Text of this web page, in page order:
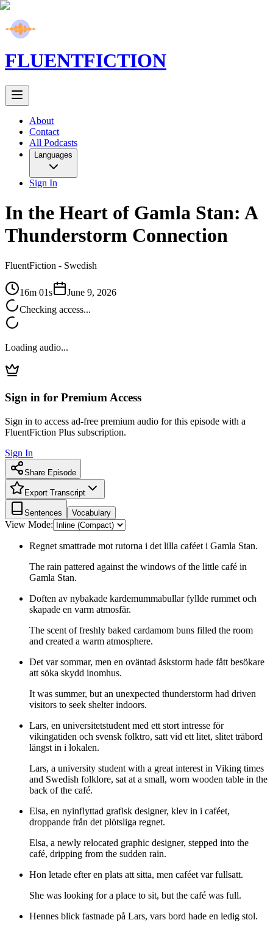
FLUENTFICTION
About
Contact
All Podcasts
Languages
Sign In
In the Heart of Gamla Stan: A
Thunderstorm Connection
FluentFiction - Swedish
16m 01s
June 9, 2026
Checking access...
Loading audio...
Sign in for Premium Access
Sign in to access ad-free premium audio for this episode with a
FluentFiction Plus subscription.
Sign In
Share Episode
Export Transcript
Sentences Vocabulary
View Mode:
Regnet smattrade mot rutorna i det lilla caféet i Gamla Stan.
The rain pattered against the windows of the little café in
Gamla Stan.
Doften av nybakade kardemummabullar fyllde rummet och
skapade en varm atmosfär.
The scent of freshly baked cardamom buns filled the room
and created a warm atmosphere.
Det var sommar, men en oväntad åskstorm hade fått besökare
att söka skydd inomhus.
It was summer, but an unexpected thunderstorm had driven
visitors to seek shelter indoors.
Lars, en universitetstudent med ett stort intresse för
vikingatiden och svensk folktro, satt vid ett litet, slitet träbord
längst in i lokalen.
Lars, a university student with a great interest in Viking times
and Swedish folklore, sat at a small, worn wooden table in the
back of the café.
Elsa, en nyinflyttad grafisk designer, klev in i caféet,
droppande från det plötsliga regnet.
Elsa, a newly relocated graphic designer, stepped into the
café, dripping from the sudden rain.
Hon letade efter en plats att sitta, men caféet var fullsatt.
She was looking for a place to sit, but the café was full.
Hennes blick fastnade på Lars, vars bord hade en ledig stol.